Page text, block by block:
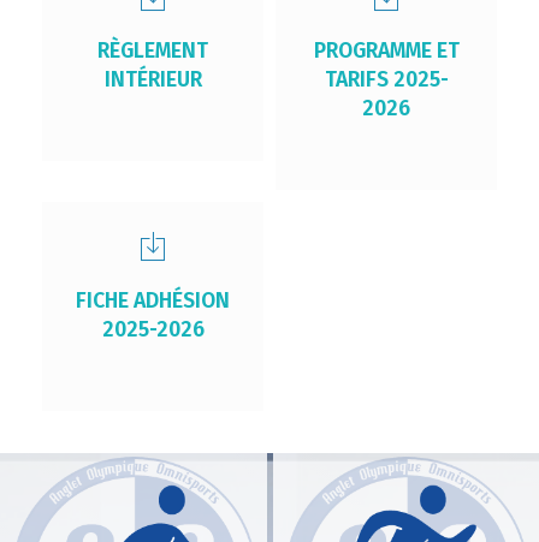
RÈGLEMENT
INTÉRIEUR
PROGRAMME ET
TARIFS 2025-
2026
FICHE ADHÉSION
2025-2026